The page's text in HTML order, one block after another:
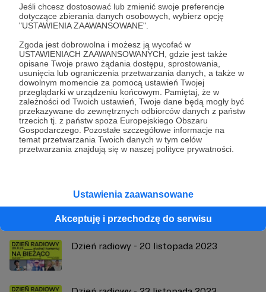
Jeśli chcesz dostosować lub zmienić swoje preferencje
dotyczące zbierania danych osobowych, wybierz opcję
"USTAWIENIA ZAAWANSOWANE".
Zgoda jest dobrowolna i możesz ją wycofać w
USTAWIENIACH ZAAWANSOWANYCH, gdzie jest także
opisane Twoje prawo żądania dostępu, sprostowania,
usunięcia lub ograniczenia przetwarzania danych, a także w
dowolnym momencie za pomocą ustawień Twojej
przeglądarki w urządzeniu końcowym. Pamiętaj, że w
zależności od Twoich ustawień, Twoje dane będą mogły być
przekazywane do zewnętrznych odbiorców danych z państw
trzecich tj. z państw spoza Europejskiego Obszaru
Gospodarczego. Pozostałe szczegółowe informacje na
temat przetwarzania Twoich danych w tym celów
przetwarzania znajdują się w naszej polityce prywatności.
Ustawienia zaawansowane
Akceptuję i przechodzę do serwisu
post codzienny Dzień radiowy
Udostępnij
Radio 357
Zobacz profil autora
Zobacz również
Dzień radiowy - 20 listopada 2023